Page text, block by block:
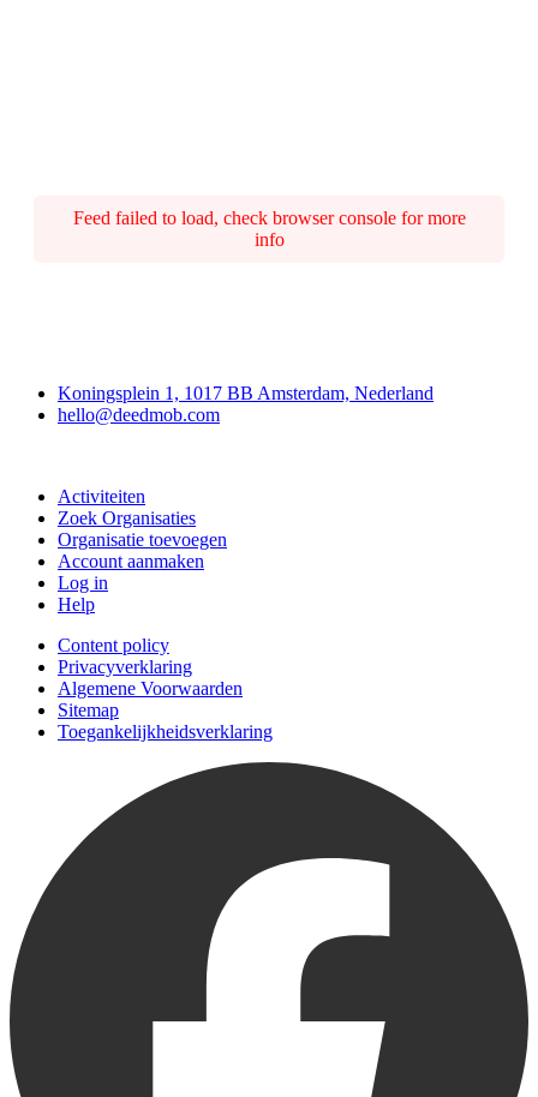
Feed failed to load, check browser console for more
info
Koningsplein 1, 1017 BB Amsterdam, Nederland
hello@deedmob.com
Activiteiten
Zoek Organisaties
Organisatie toevoegen
Account aanmaken
Log in
Help
Content policy
Privacyverklaring
Algemene Voorwaarden
Sitemap
Toegankelijkheidsverklaring